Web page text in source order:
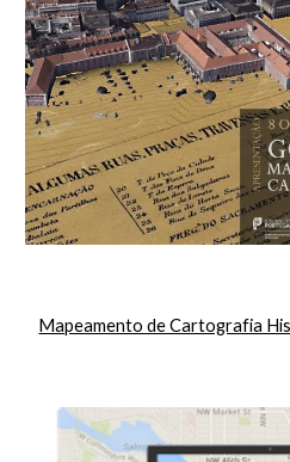
Mapeamento de Cartografia